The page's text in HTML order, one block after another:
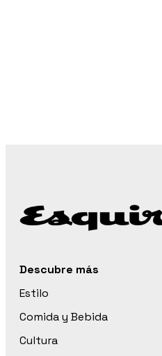
Descubre más
Estilo
Comida y Bebida
Cultura